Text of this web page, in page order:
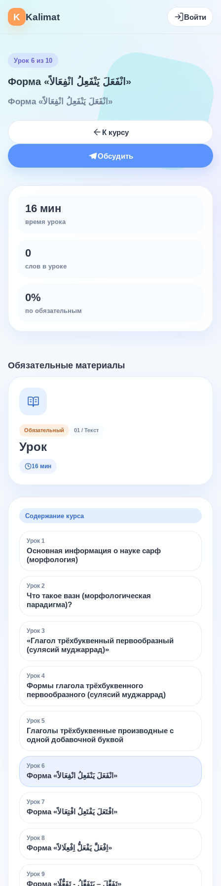
K Kalimat Войти
Урок 6 из 10
Форма «انْفَعَلَ يَنْفَعِلُ انْفِعَالاً»
Форма «انْفَعَلَ يَنْفَعِلُ انْفِعَالاً»
К курсу
Обсудить
16 мин
время урока
0
слов в уроке
0%
по обязательным
Обязательные материалы
Обязательный 01 / Текст
Урок
16 мин
Содержание курса
Урок 1
Основная информация о науке сарф
(морфология)
Урок 2
Что такое вазн (морфологическая
парадигма)?
Урок 3
«Глагол трёхбуквенный первообразный
(сулясий муджаррад)»
Урок 4
Формы глагола трёхбуквенного
первообразного (сулясий муджаррад)
Урок 5
Глаголы трёхбуквенные производные с
одной добавочной буквой
Урок 6
Форма «انْفَعَلَ يَنْفَعِلُ انْفِعَالاً»
Урок 7
Форма «افْتَعَلَ يَفْتَعِلُ افْتِعَالاً»
Урок 8
Форма «اِفْعَلَّ يَفْعَلُّ اِفْعِلَالاً»
Урок 9
Форма «تَفَعَّلَ – يَتَفَعَّلُ - تَفَعُّلًا»